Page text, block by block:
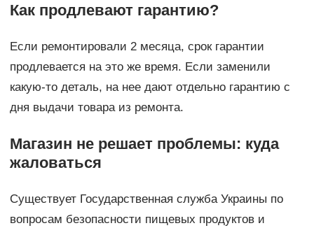
Как продлевают гарантию?
Если ремонтировали 2 месяца, срок гарантии
продлевается на это же время. Если заменили
какую-то деталь, на нее дают отдельно гарантию с
дня выдачи товара из ремонта.
Магазин не решает проблемы: куда
жаловаться
Существует Государственная служба Украины по
вопросам безопасности пищевых продуктов и